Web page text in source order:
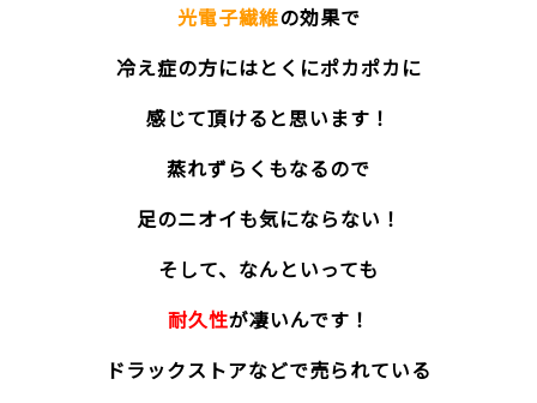
光電子繊維の効果で
冷え症の方にはとくにポカポカに
感じて頂けると思います！
蒸れずらくもなるので
足のニオイも気にならない！
そして、なんといっても
耐久性が凄いんです！
ドラックストアなどで売られている